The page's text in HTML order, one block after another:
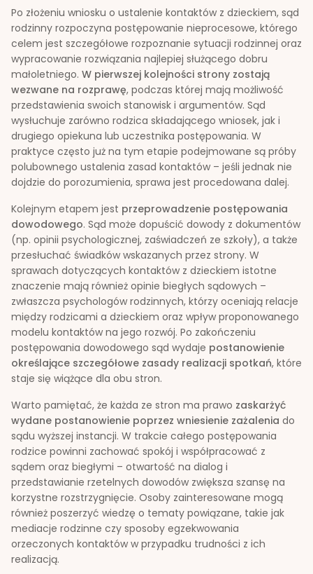
Po złożeniu wniosku o ustalenie kontaktów z dzieckiem, sąd
rodzinny rozpoczyna postępowanie nieprocesowe, którego
celem jest szczegółowe rozpoznanie sytuacji rodzinnej oraz
wypracowanie rozwiązania najlepiej służącego dobru
małoletniego. W pierwszej kolejności strony zostają
wezwane na rozprawę, podczas której mają możliwość
przedstawienia swoich stanowisk i argumentów. Sąd
wysłuchuje zarówno rodzica składającego wniosek, jak i
drugiego opiekuna lub uczestnika postępowania. W
praktyce często już na tym etapie podejmowane są próby
polubownego ustalenia zasad kontaktów – jeśli jednak nie
dojdzie do porozumienia, sprawa jest procedowana dalej.
Kolejnym etapem jest przeprowadzenie postępowania
dowodowego. Sąd może dopuścić dowody z dokumentów
(np. opinii psychologicznej, zaświadczeń ze szkoły), a także
przesłuchać świadków wskazanych przez strony. W
sprawach dotyczących kontaktów z dzieckiem istotne
znaczenie mają również opinie biegłych sądowych –
zwłaszcza psychologów rodzinnych, którzy oceniają relacje
między rodzicami a dzieckiem oraz wpływ proponowanego
modelu kontaktów na jego rozwój. Po zakończeniu
postępowania dowodowego sąd wydaje postanowienie
określające szczegółowe zasady realizacji spotkań, które
staje się wiążące dla obu stron.
Warto pamiętać, że każda ze stron ma prawo zaskarżyć
wydane postanowienie poprzez wniesienie zażalenia do
sądu wyższej instancji. W trakcie całego postępowania
rodzice powinni zachować spokój i współpracować z
sądem oraz biegłymi – otwartość na dialog i
przedstawianie rzetelnych dowodów zwiększa szansę na
korzystne rozstrzygnięcie. Osoby zainteresowane mogą
również poszerzyć wiedzę o tematy powiązane, takie jak
mediacje rodzinne czy sposoby egzekwowania
orzeczonych kontaktów w przypadku trudności z ich
realizacją.